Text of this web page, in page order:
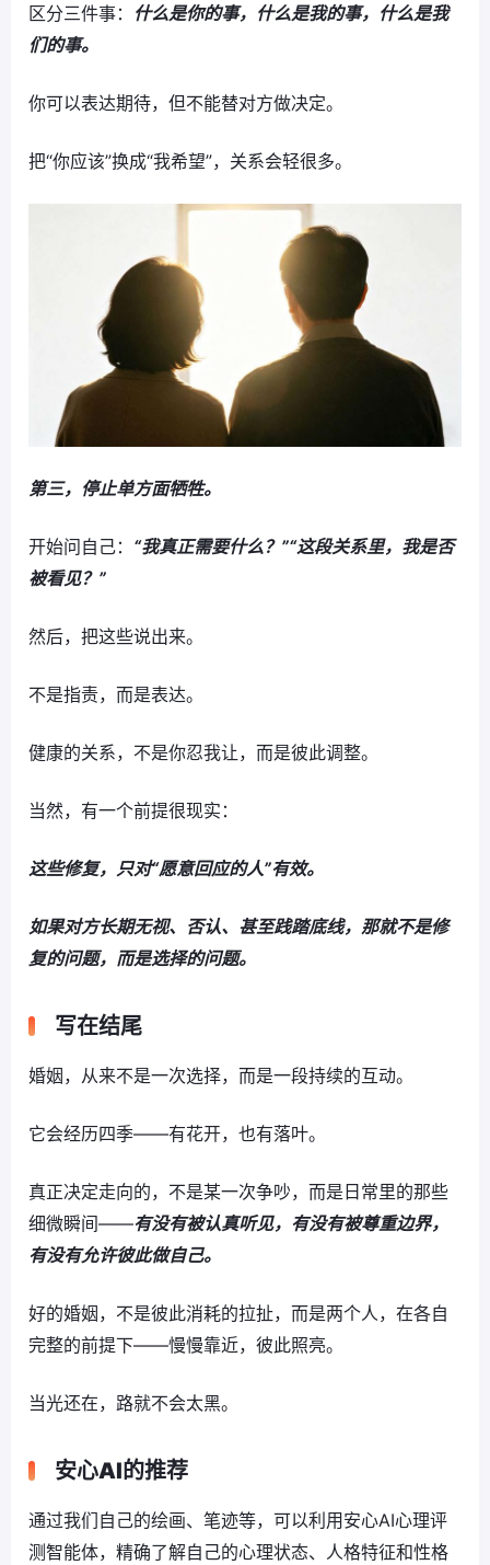
区分三件事： 什么是你的事，什么是我的事，什么是我
们的事。
你可以表达期待，但不能替对方做决定。
把“你应该”换成“我希望”，关系会轻很多。
第三，停止单方面牺牲。
开始问自己： “我真正需要什么？”“这段关系里，我是否
被看见？”
然后，把这些说出来。
不是指责，而是表达。
健康的关系，不是你忍我让，而是彼此调整。
当然，有一个前提很现实：
这些修复，只对“愿意回应的人”有效。
如果对方长期无视、否认、甚至践踏底线，那就不是修
复的问题，而是选择的问题。
写在结尾
婚姻，从来不是一次选择，而是一段持续的互动。
它会经历四季——有花开，也有落叶。
真正决定走向的，不是某一次争吵，而是日常里的那些
细微瞬间——有没有被认真听见，有没有被尊重边界，
有没有允许彼此做自己。
好的婚姻，不是彼此消耗的拉扯，而是两个人，在各自
完整的前提下——慢慢靠近，彼此照亮。
当光还在，路就不会太黑。
安心AI的推荐
通过我们自己的绘画、笔迹等，可以利用安心AI心理评
测智能体，精确了解自己的心理状态、人格特征和性格